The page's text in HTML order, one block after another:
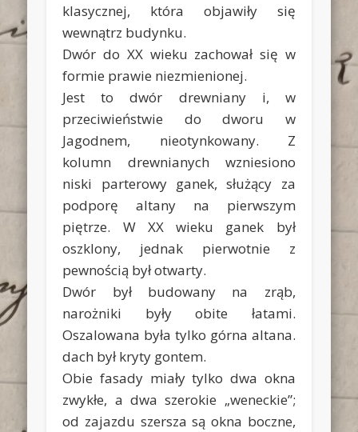
klasycznej, która objawiły się
wewnątrz budynku.
Dwór do XX wieku zachował się w
formie prawie niezmienionej.
Jest to dwór drewniany i, w
przeciwieństwie do dworu w
Jagodnem, nieotynkowany. Z
kolumn drewnianych wzniesiono
niski parterowy ganek, służący za
podporę altany na pierwszym
piętrze. W XX wieku ganek był
oszklony, jednak pierwotnie z
pewnością był otwarty.
Dwór był budowany na zrąb,
narożniki były obite łatami.
Oszalowana była tylko górna altana.
dach był kryty gontem.
Obie fasady miały tylko dwa okna
zwykłe, a dwa szerokie „weneckie”;
od zajazdu szersza są okna boczne,